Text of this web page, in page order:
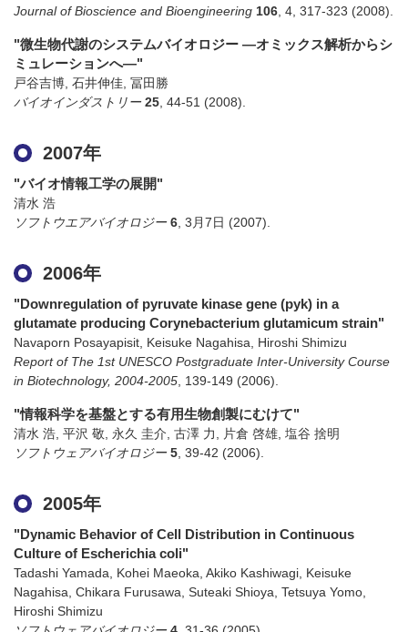
Journal of Bioscience and Bioengineering 106 4 317-323 (2008)
"微生物代謝のシステムバイオロジー ―オミックス解析からシ
ミュレーションへ―"
戸谷吉博, 石井伸佳, 冨田勝
バイオインダストリー 25 44-51 (2008)
2007年
"バイオ情報工学の展開"
清水 浩
ソフトウエアバイオロジー 6 3月7日 (2007)
2006年
"Downregulation of pyruvate kinase gene (pyk) in a
glutamate producing Corynebacterium glutamicum strain"
Navaporn Posayapisit, Keisuke Nagahisa, Hiroshi Shimizu
Report of The 1st UNESCO Postgraduate Inter-University Course
in Biotechnology, 2004-2005 139-149 (2006)
"情報科学を基盤とする有用生物創製にむけて"
清水 浩, 平沢 敬, 永久 圭介, 古澤 力, 片倉 啓雄, 塩谷 捨明
ソフトウェアバイオロジー 5 39-42 (2006)
2005年
"Dynamic Behavior of Cell Distribution in Continuous
Culture of Escherichia coli"
Tadashi Yamada, Kohei Maeoka, Akiko Kashiwagi, Keisuke
Nagahisa, Chikara Furusawa, Suteaki Shioya, Tetsuya Yomo,
Hiroshi Shimizu